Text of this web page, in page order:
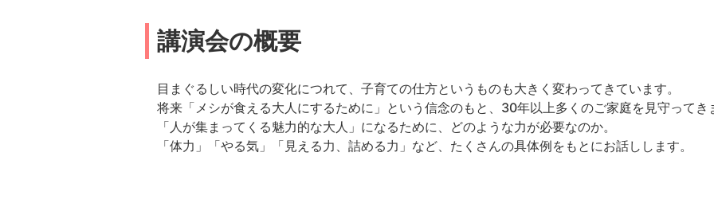
講演会の概要
目まぐるしい時代の変化につれて、子育ての仕方というものも大きく変わってきています。
将来「メシが食える大人にするために」という信念のもと、30年以上多くのご家庭を見守ってき
「人が集まってくる魅力的な大人」になるために、どのような力が必要なのか。
「体力」「やる気」「見える力、詰める力」など、たくさんの具体例をもとにお話しします。